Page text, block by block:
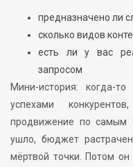
предназначено ли
сколько видов
есть ли у вас
запросом
Мини-история: когда-
успехами
продвижение по самым
ушло, бюджет
мёртвой точки. Потом он